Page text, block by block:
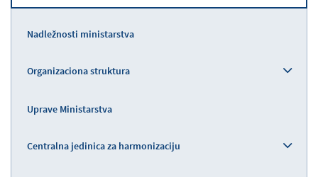
Nadležnosti ministarstva
Organizaciona struktura
Uprave Ministarstva
Centralna jedinica za harmonizaciju